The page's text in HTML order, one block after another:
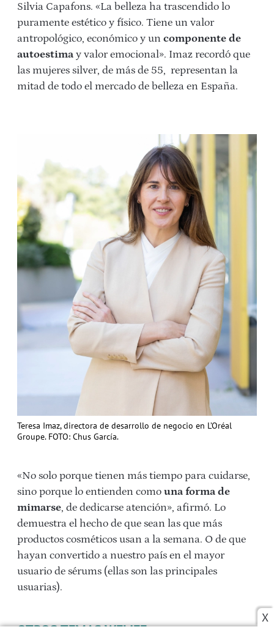
X
Silvia Capafons. «La belleza ha trascendido lo
puramente estético y físico. Tiene un valor
antropológico, económico y un componente de
autoestima y valor emocional». Imaz recordó que
las mujeres silver, de más de 55, representan la
mitad de todo el mercado de belleza en España.
Teresa Imaz, directora de desarrollo de negocio en L’Oréal
Groupe. FOTO: Chus García.
«No solo porque tienen más tiempo para cuidarse,
sino porque lo entienden como una forma de
mimarse, de dedicarse atención», afirmó. Lo
demuestra el hecho de que sean las que más
productos cosméticos usan a la semana. O de que
hayan convertido a nuestro país en el mayor
usuario de sérums (ellas son las principales
usuarias).
OTROS TEMAS WELIFE